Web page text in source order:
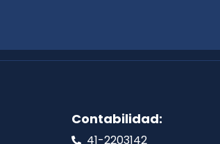
Contabilidad:
41-2203142